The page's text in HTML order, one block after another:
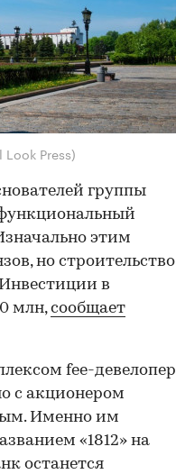
Press)
группы
этим
но строительство
в
млн,сообщает
fee-девелопер
с акционером
Именно им
«1812» на
останется